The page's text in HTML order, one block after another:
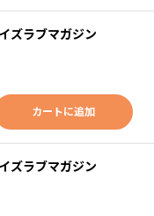
ラブマガジン
カートに追加
ラブマガジン